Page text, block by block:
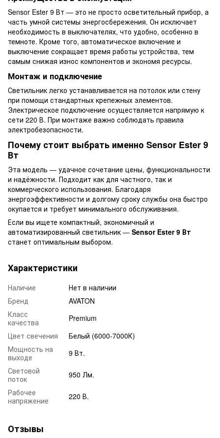
Sensor Ester 9 Вт — это не просто осветительный прибор, а
часть умной системы энергосбережения. Он исключает
необходимость в выключателях, что удобно, особенно в
темноте. Кроме того, автоматическое включение и
выключение сокращает время работы устройства, тем
самым снижая износ компонентов и экономя ресурсы.
Монтаж и подключение
Светильник легко устанавливается на потолок или стену
при помощи стандартных крепежных элементов.
Электрическое подключение осуществляется напрямую к
сети 220 В. При монтаже важно соблюдать правила
электробезопасности.
Почему стоит выбрать именно Sensor Ester 9
Вт
Эта модель — удачное сочетание цены, функциональности
и надёжности. Подходит как для частного, так и
коммерческого использования. Благодаря
энергоэффективности и долгому сроку службы она быстро
окупается и требует минимального обслуживания.
Если вы ищете компактный, экономичный и
автоматизированный светильник — Sensor Ester 9 Вт
станет оптимальным выбором.
Характеристики
Наличие
Нет в наличии
Бренд
AVATON
Класс
качества
Premium
Цвет свечения
Белый (6000-7000К)
Мощность на
выходе
9 Вт.
Световой
поток
950 Лм.
Рабочее
напряжение
220 В.
Отзывы